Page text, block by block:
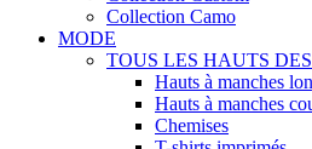
Collection Camo
MODE
TOUS LES HAUTS
Hauts à manches
Hauts à manches
Chemises